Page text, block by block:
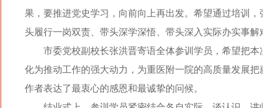
果，要推进党史学习，向前向上再出发。希望通过培训
头履行一岗双责、带头深学深悟、带头深入实际办实事
市委党校副校长张洪晋寄语全体参训学员，希望把
化为推动工作的强大动力，为重医附一院的高质量发展
作者表达了最衷心的感恩和最诚挚的问候。